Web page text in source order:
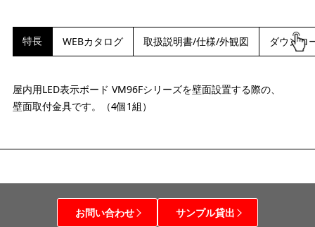
特長 WEBカタログ 取扱説明書/仕様/外観図 ダウンロ
屋内用LED表示ボード VM96Fシリーズを壁面設置する際の、
壁面取付金具です。（4個1組）
お問い合わせ サンプル貸出